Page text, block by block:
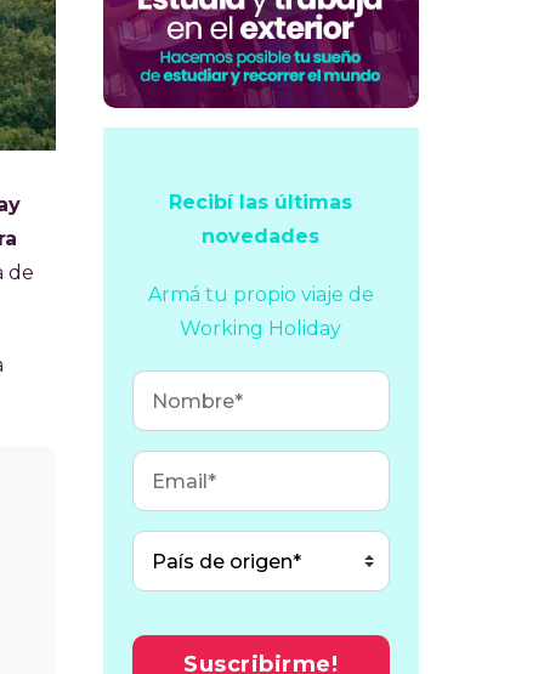
de
Recibí las últimas
novedades
Armá tu propio viaje de
Working Holiday